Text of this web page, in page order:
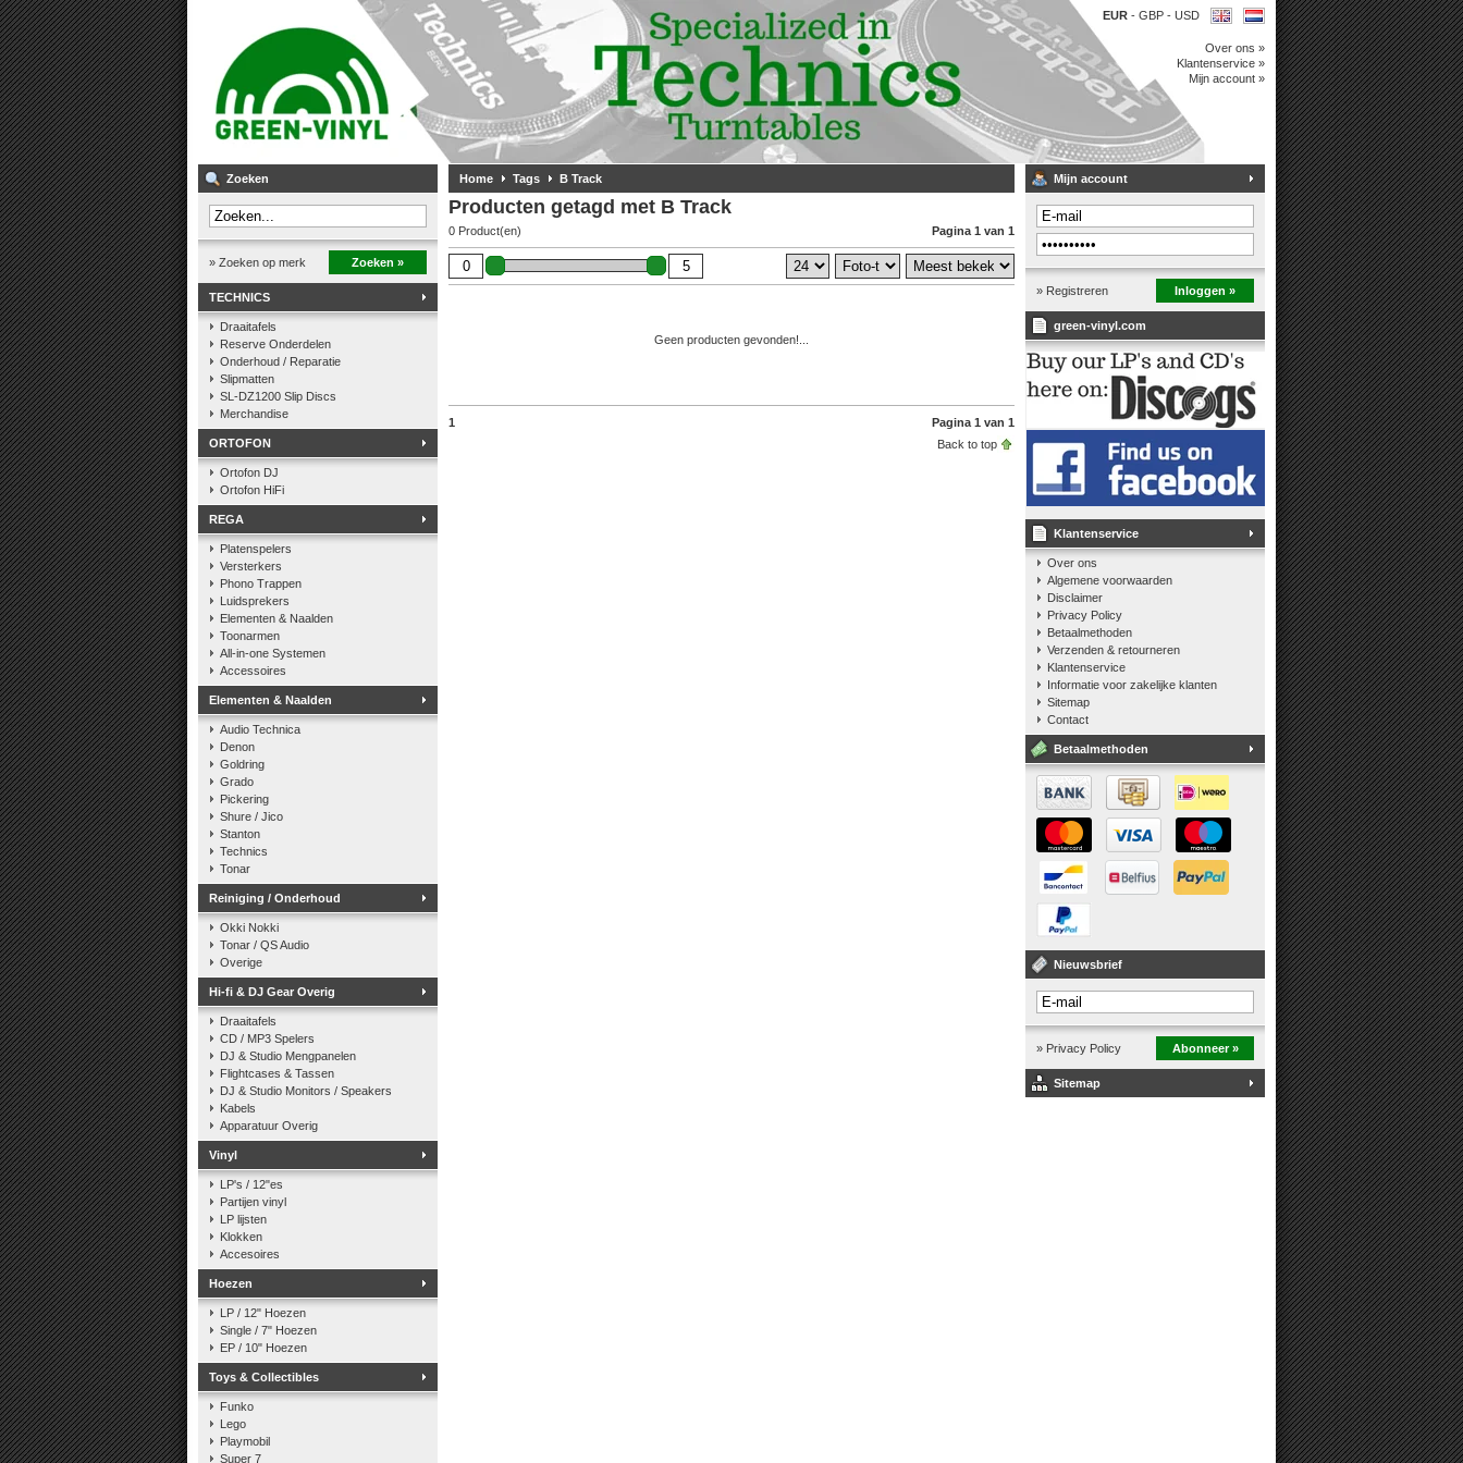
EUR - GBP - USD
Over ons »
Klantenservice »
Mijn account »
Zoeken
» Zoeken op merk Zoeken »
TECHNICS
Draaitafels
Reserve Onderdelen
Onderhoud / Reparatie
Slipmatten
SL-DZ1200 Slip Discs
Merchandise
ORTOFON
Ortofon DJ
Ortofon HiFi
REGA
Platenspelers
Versterkers
Phono Trappen
Luidsprekers
Elementen & Naalden
Toonarmen
All-in-one Systemen
Accessoires
Elementen & Naalden
Audio Technica
Denon
Goldring
Grado
Pickering
Shure / Jico
Stanton
Technics
Tonar
Reiniging / Onderhoud
Okki Nokki
Tonar / QS Audio
Overige
Hi-fi & DJ Gear Overig
Draaitafels
CD / MP3 Spelers
DJ & Studio Mengpanelen
Flightcases & Tassen
DJ & Studio Monitors / Speakers
Kabels
Apparatuur Overig
Vinyl
LP's / 12"es
Partijen vinyl
LP lijsten
Klokken
Accesoires
Hoezen
LP / 12" Hoezen
Single / 7" Hoezen
EP / 10" Hoezen
Toys & Collectibles
Funko
Lego
Playmobil
Super 7
Home Tags B Track
Producten getagd met B Track
0 Product(en) Pagina 1 van 1
Geen producten gevonden!...
1
Pagina 1 van 1
Back to top
Mijn account
» Registreren Inloggen »
green-vinyl.com
Klantenservice
Over ons
Algemene voorwaarden
Disclaimer
Privacy Policy
Betaalmethoden
Verzenden & retourneren
Klantenservice
Informatie voor zakelijke klanten
Sitemap
Contact
Betaalmethoden
Nieuwsbrief
» Privacy Policy Abonneer »
Sitemap